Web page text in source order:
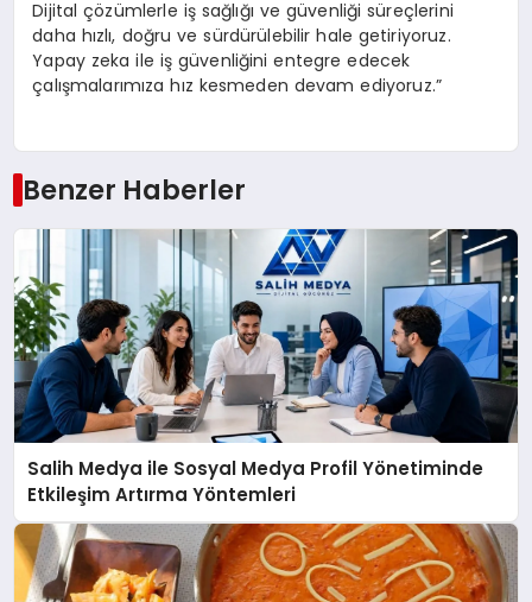
Dijital çözümlerle iş sağlığı ve güvenliği süreçlerini
daha hızlı, doğru ve sürdürülebilir hale getiriyoruz.
Yapay zeka ile iş güvenliğini entegre edecek
çalışmalarımıza hız kesmeden devam ediyoruz.”
Benzer Haberler
Salih Medya ile Sosyal Medya Profil Yönetiminde
Etkileşim Artırma Yöntemleri